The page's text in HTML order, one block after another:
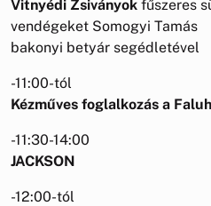
Vitnyédi Zsiványok fűszeres
vendégeket Somogyi Tamás
bakonyi betyár segédletével
-11:00-tól
Kézműves foglalkozás a
-11:30-14:00
JACKSON
-12:00-tól